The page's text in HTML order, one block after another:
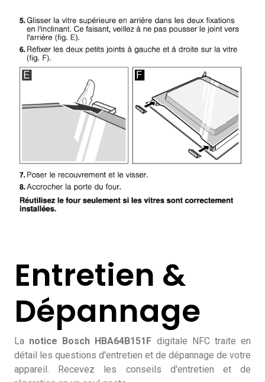
Entretien &
Dépannage
La notice Bosch HBA64B151F digitale NFC traite en
détail les questions d'entretien et de dépannage de votre
appareil. Recevez les conseils d'entretien et de